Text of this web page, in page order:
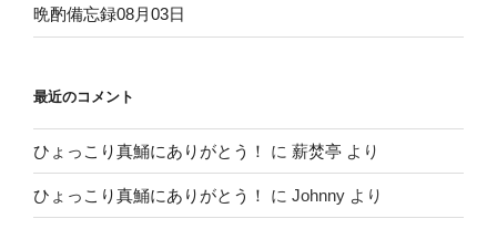
晩酌備忘録08月03日
最近のコメント
ひょっこり真鯒にありがとう！ に 薪焚亭 より
ひょっこり真鯒にありがとう！ に Johnny より